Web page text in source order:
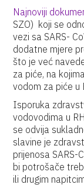
Najnoviji
SZO) koji se
vezi sa SARS-
dodatne mjere
što je već
za piće, na
vodom za piće u
Isporuka
vodovodima u
se odvija
slavine je
prijenosa
bi potrošače
ili drugim